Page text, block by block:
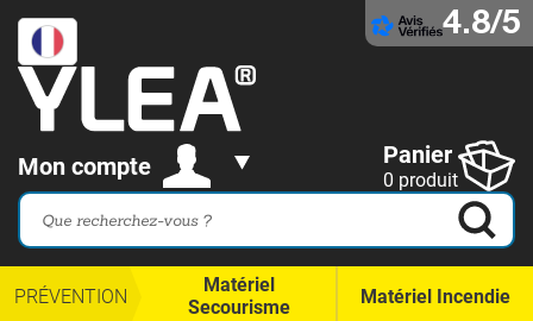
4.8/5
Mon compte Panier
0 produit
PRÉVENTION
Matériel
Secourisme
Matériel Incendie